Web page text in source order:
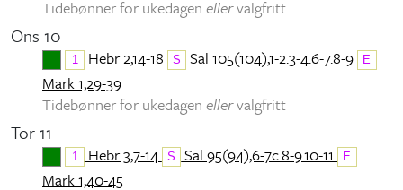
Tidebønner for ukedagen ellervalgfritt
Ons 10
1 Hebr 2,14-18 S Sal 105(104),1-2.3-4.6-7.8-9 E
Mark 1,29-39
Tidebønner for ukedagen ellervalgfritt
Tor 11
1 Hebr 3,7-14 S Sal 95(94),6-7c.8-9.10-11 E
Mark 1,40-45